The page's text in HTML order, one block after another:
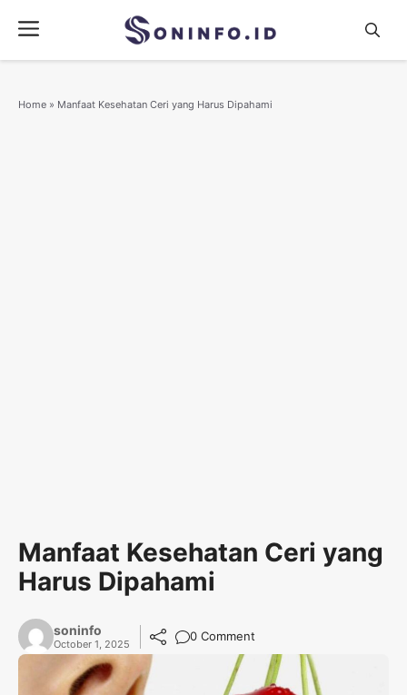
content
Menu
Home » Manfaat Kesehatan Ceri yang Harus Dipahami
Manfaat Kesehatan Ceri yang
Harus Dipahami
soninfo
October 1, 2025
0 Comment